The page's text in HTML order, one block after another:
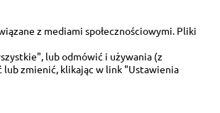
Urodziny/imieniny
z mediami społecznościowymi. Pliki
lub odmówić i używania (z
zmienić, klikając w link "Ustawienia